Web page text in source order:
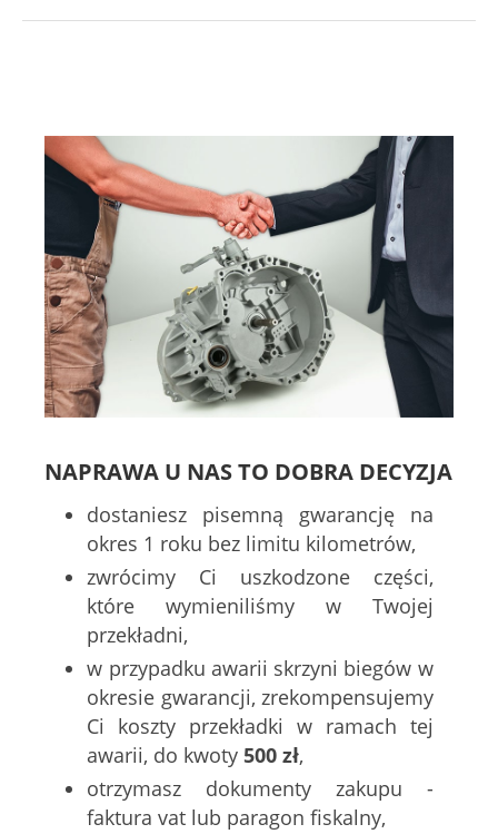
NAPRAWA U NAS TO DOBRA DECYZJA
dostaniesz pisemną gwarancję na
okres 1 roku bez limitu kilometrów,
zwrócimy Ci uszkodzone części,
które wymieniliśmy w Twojej
przekładni,
w przypadku awarii skrzyni biegów w
okresie gwarancji, zrekompensujemy
Ci koszty przekładki w ramach tej
awarii, do kwoty500 zł,
otrzymasz dokumenty zakupu -
faktura vat lub paragon fiskalny,